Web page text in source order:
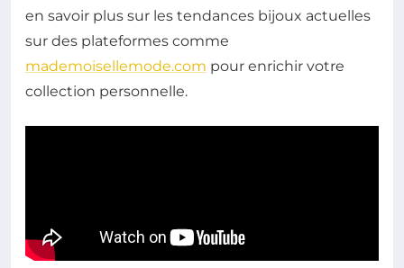
en savoir plus sur les tendances bijoux actuelles
sur des plateformes comme
mademoisellemode.com pour enrichir votre
collection personnelle.